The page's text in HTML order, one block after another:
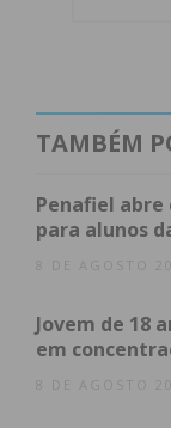
TAMBÉM
Penafiel
para alunos
8 DE AGOSTO
Jovem de 18
em
8 DE AGOSTO